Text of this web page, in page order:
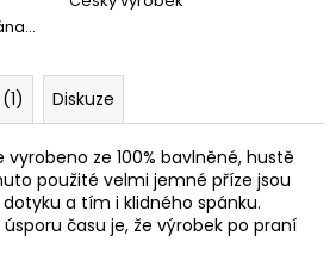
Diskuze
ze 100% bavlněné, hustě
použité velmi jemné příze jsou
a tím i klidného spánku.
času je, že výrobek po praní